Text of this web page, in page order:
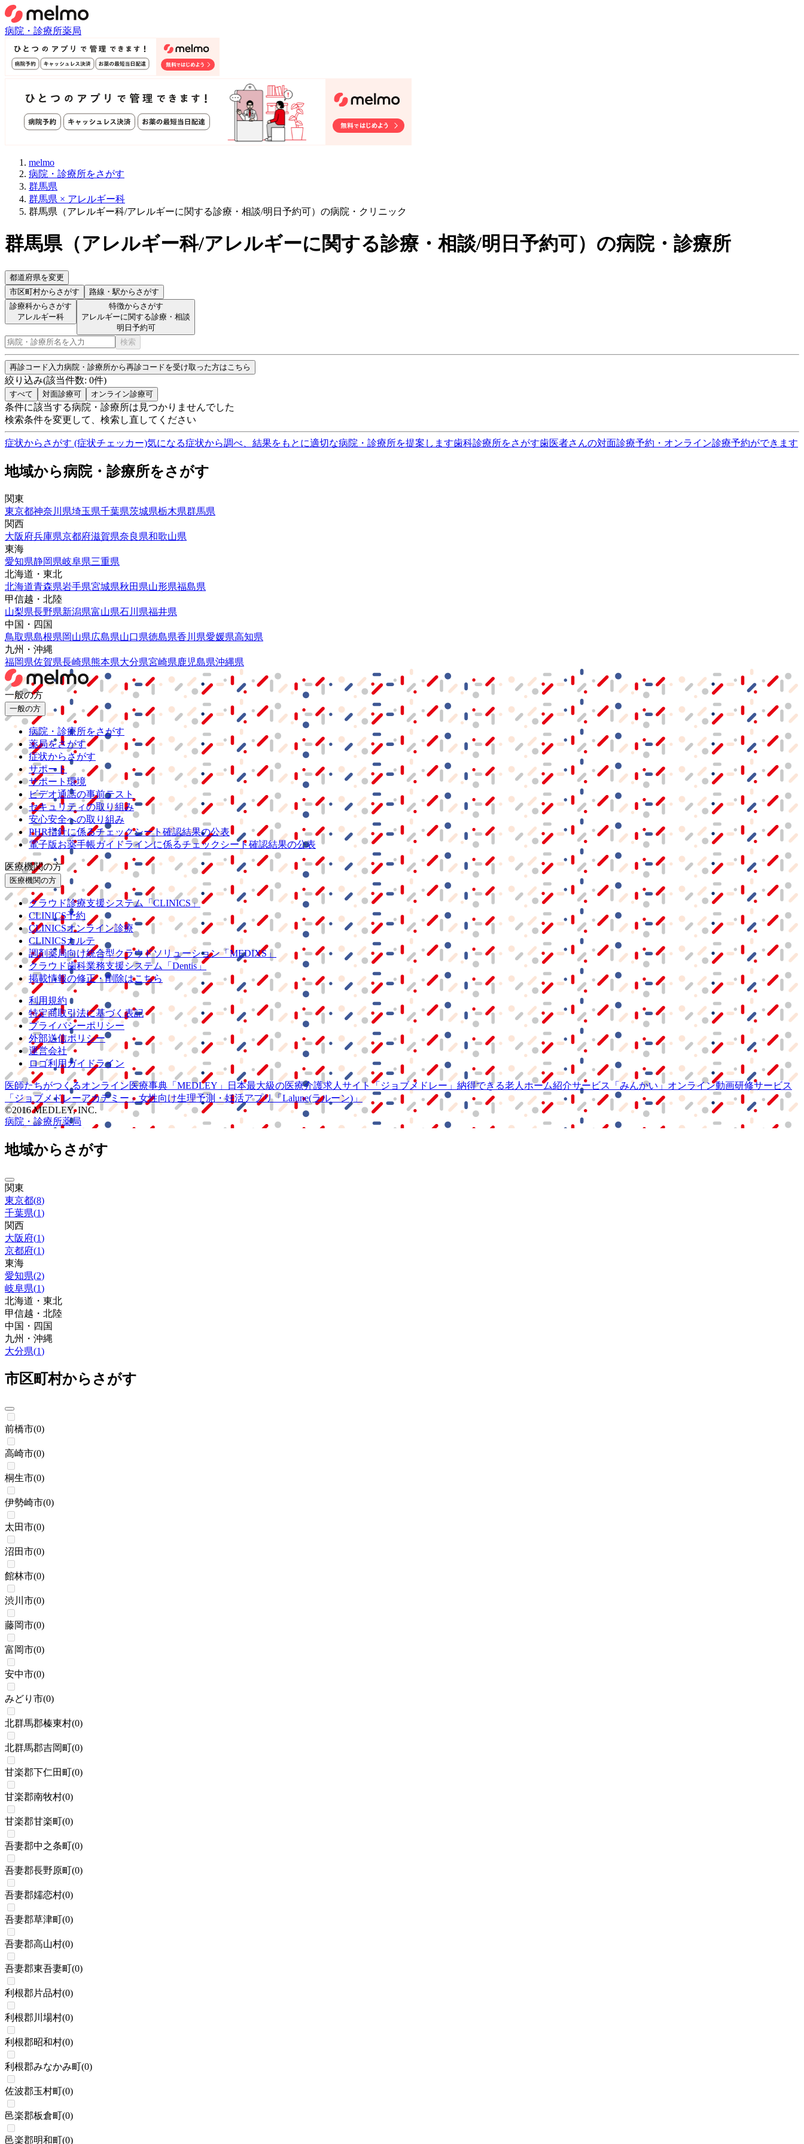
病院・診療所薬局
melmo
病院・診療所をさがす
群馬県
群馬県 × アレルギー科
群馬県（アレルギー科/アレルギーに関する診療・相談/明日予約可）の病院・クリニック
群馬県（アレルギー科/アレルギーに関する診療・相談/明日予約可） の病院・診療所
都道府県を変更
市区町村からさがす 路線・駅からさがす
診療科からさがす
アレルギー科
特徴からさがす
アレルギーに関する診療・相談
明日予約可
検索
再診コード入力病院・診療所から再診コードを受け取った方はこちら
絞り込み(該当件数: 0件)
すべて 対面診療可 オンライン診療可
条件に該当する病院・診療所は見つかりませんでした
検索条件を変更して、検索し直してください
症状からさがす (症状チェッカー)気になる症状から調べ、結果をもとに適切な病院・診療所を提案します歯科診療所をさがす歯医者さんの対面診療予約・オンライン診療予約ができます
地域から病院・診療所をさがす
関東
東京都神奈川県埼玉県千葉県茨城県栃木県群馬県
関西
大阪府兵庫県京都府滋賀県奈良県和歌山県
東海
愛知県静岡県岐阜県三重県
北海道・東北
北海道青森県岩手県宮城県秋田県山形県福島県
甲信越・北陸
山梨県長野県新潟県富山県石川県福井県
中国・四国
鳥取県島根県岡山県広島県山口県徳島県香川県愛媛県高知県
九州・沖縄
福岡県佐賀県長崎県熊本県大分県宮崎県鹿児島県沖縄県
一般の方
一般の方
病院・診療所をさがす
薬局をさがす
症状からさがす
サポート
サポート環境
ビデオ通話の事前テスト
セキュリティの取り組み
安心安全への取り組み
PHR指針に係るチェックシート確認結果の公表
電子版お薬手帳ガイドラインに係るチェックシート確認結果の公表
医療機関の方
医療機関の方
クラウド診療支援システム
「CLINICS」
CLINICS予約
CLINICSオンライン診療
CLINICSカルテ
調剤薬局向け統合型クラウドソリューション「MEDIXS」
クラウド歯科業務支援システム
「Dentis」
掲載情報の修正・削除はこちら
利用規約
特定商取引法に基づく表記
プライバシーポリシー
外部送信ポリシー
運営会社
ロゴ利用ガイドライン
医師たちがつくるオンライン医療事典 「MEDLEY」 日本最大級の医療介護求人サイト 「ジョブメドレー」 納得できる老人ホーム紹介サービス 「みんかい」 オンライン動画研修サービス
「ジョブメドレーアカデミー」 女性向け生理予測・妊活アプリ「Lalune(ラルーン)」
©2016 MEDLEY, INC.
病院・診療所薬局
地域からさがす
関東
東京都(8)
千葉県(1)
関西
大阪府(1)
京都府(1)
東海
愛知県(2)
岐阜県(1)
北海道・東北
甲信越・北陸
中国・四国
九州・沖縄
大分県(1)
市区町村からさがす
前橋市(0)
高崎市(0)
桐生市(0)
伊勢崎市(0)
太田市(0)
沼田市(0)
館林市(0)
渋川市(0)
藤岡市(0)
富岡市(0)
安中市(0)
みどり市(0)
北群馬郡榛東村(0)
北群馬郡吉岡町(0)
甘楽郡下仁田町(0)
甘楽郡南牧村(0)
甘楽郡甘楽町(0)
吾妻郡中之条町(0)
吾妻郡長野原町(0)
吾妻郡嬬恋村(0)
吾妻郡草津町(0)
吾妻郡高山村(0)
吾妻郡東吾妻町(0)
利根郡片品村(0)
利根郡川場村(0)
利根郡昭和村(0)
利根郡みなかみ町(0)
佐波郡玉村町(0)
邑楽郡板倉町(0)
邑楽郡明和町(0)